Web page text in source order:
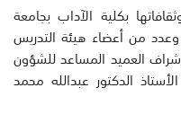
بكلية الآداب بجامعة
من أعضاء هيئة التدريس
العميد المساعد للشؤون
الدكتور عبدالله محمد